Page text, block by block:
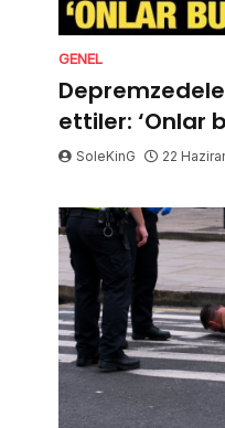
GENEL
ettiler: ‘Onlar
SoleKinG 22